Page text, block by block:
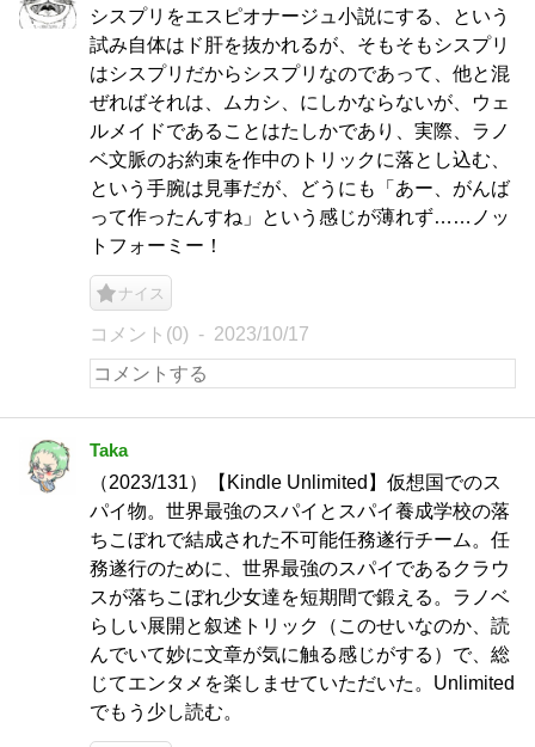
シスプリをエスピオナージュ小説にする、という
試み自体はド肝を抜かれるが、そもそもシスプリ
はシスプリだからシスプリなのであって、他と混
ぜればそれは、ムカシ、にしかならないが、ウェ
ルメイドであることはたしかであり、実際、ラノ
ベ文脈のお約束を作中のトリックに落とし込む、
という手腕は見事だが、どうにも「あー、がんば
って作ったんすね」という感じが薄れず……ノッ
トフォーミー！
ナイス
コメント(0) 2023/10/17
Taka
（2023/131）【Kindle Unlimited】仮想国でのス
パイ物。世界最強のスパイとスパイ養成学校の落
ちこぼれで結成された不可能任務遂行チーム。任
務遂行のために、世界最強のスパイであるクラウ
スが落ちこぼれ少女達を短期間で鍛える。ラノベ
らしい展開と叙述トリック（このせいなのか、読
んでいて妙に文章が気に触る感じがする）で、総
じてエンタメを楽しませていただいた。Unlimited
でもう少し読む。